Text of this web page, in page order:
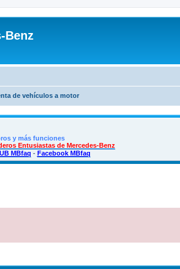
Benz
de vehículos a motor
y más funciones
Entusiastas de Mercedes-Benz
MBfaq - Facebook MBfaq